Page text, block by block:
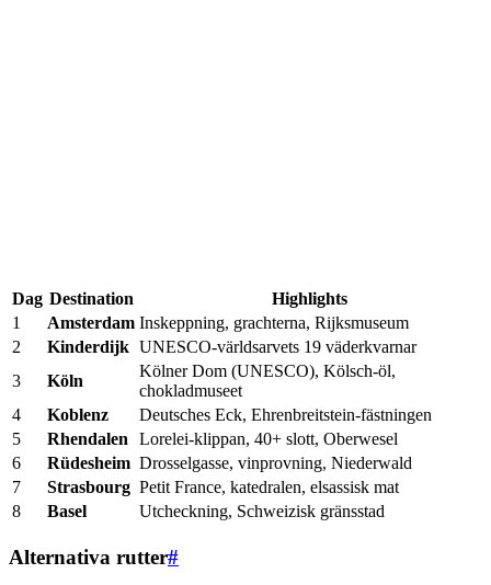
Dag Destination
Highlights
1
Amsterdam Inskeppning, grachterna, Rijksmuseum
2
Kinderdijk UNESCO-världsarvets 19 väderkvarnar
3
Köln
Kölner Dom (UNESCO), Kölsch-öl,
chokladmuseet
4
Koblenz
Deutsches Eck, Ehrenbreitstein-fästningen
5
Rhendalen Lorelei-klippan, 40+ slott, Oberwesel
6
Rüdesheim Drosselgasse, vinprovning, Niederwald
7
Strasbourg Petit France, katedralen, elsassisk mat
8
Basel Utcheckning, Schweizisk gränsstad
Alternativa rutter#